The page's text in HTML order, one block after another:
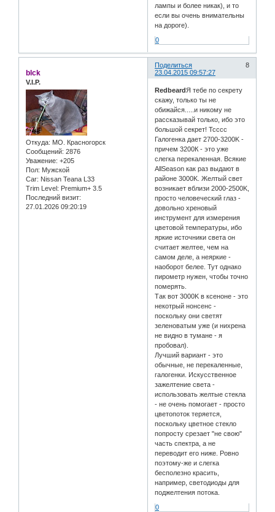
лампы и более никак), и то
если вы очень внимательны
на дороге).
0
Поделиться
8
23.04.2015 09:57:27
blck
V.I.P.
Откуда: МО. Красногорск
Сообщений: 2876
Уважение: +205
Пол: Мужской
Car: Nissan Teana L33
Trim Level: Premium+ 3.5
Последний визит:
27.01.2026 09:20:19
RedbeardЯ тебе по секрету
скажу, только ты не
обижайся.....и никому не
рассказывай только, ибо это
большой секрет! Тсссс
Галогенка дает 2700-3200K -
причем 3200К - это уже
слегка перекаленная. Всякие
AllSeason как раз выдают в
районе 3000K. Желтый свет
возникает вблизи 2000-2500K,
просто человеческий глаз -
довольно хреновый
инструмент для измерения
цветовой температуры, ибо
яркие источники света он
считает желтее, чем на
самом деле, а неяркие -
наоборот белее. Тут однако
пирометр нужен, чтобы точно
померять.
Так вот 3000K в ксеноне - это
некотрый нонсенс -
поскольку они светят
зеленоватым уже (и нихрена
не видно в тумане - я
пробовал).
Лучший вариант - это
обычные, не перекаленные,
галогенки. Искусственное
зажелтение света -
использовать желтые стекла
- не очень помогает - просто
цветопоток теряется,
поскольку цветное стекло
попросту срезает "не свою"
часть спектра, а не
переводит его ниже. Ровно
поэтому-же и слегка
бесполезно красить,
например, светодиоды для
поджелтения потока.
0